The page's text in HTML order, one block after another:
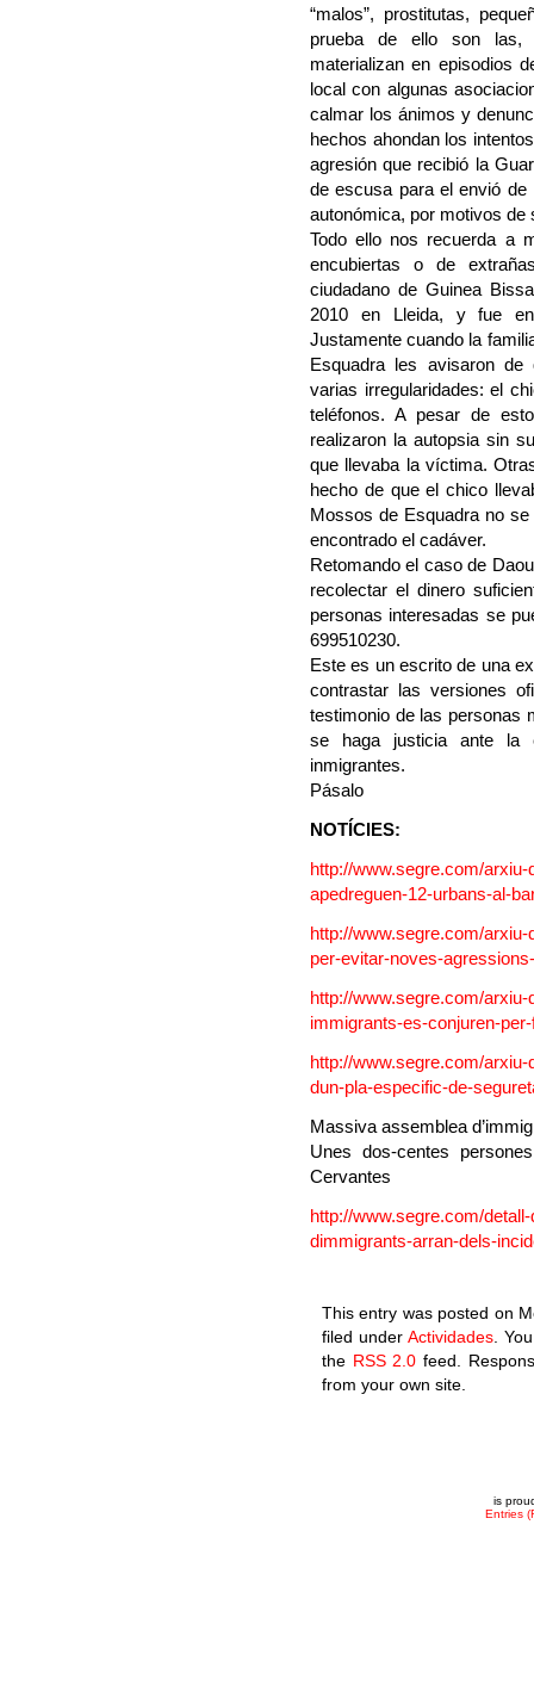
“malos”, prostitutas,
prueba de ello son las,
materializan en episodios
local con algunas
calmar los ánimos y
hechos ahondan los
agresión que recibió la
de escusa para el envió
autonómica, por motivos de
Todo ello nos recuerda a
encubiertas o de
ciudadano de Guinea
2010 en Lleida, y fue
Justamente cuando la
Esquadra les avisaron
varias irregularidades: el
teléfonos. A pesar de
realizaron la autopsia sin
que llevaba la víctima.
hecho de que el chico
Mossos de Esquadra no
encontrado el cadáver.
Retomando el caso de
recolectar el dinero
personas interesadas se
699510230.
Este es un escrito de una
contrastar las versiones
testimonio de las personas
se haga justicia ante la
inmigrantes.
Pásalo
NOTÍCIES:
http://www.segre.com/
apedreguen-12-urbans-al-
http://www.segre.com/
per-evitar-noves-
http://www.segre.com/
immigrants-es-conjuren-
http://www.segre.com/
dun-pla-especific-de-
Massiva assemblea
Unes dos-centes
Cervantes
http://www.segre.com/
dimmigrants-arran-dels-
This entry was posted on
filed underActividades.
the RSS 2.0 feed.
from your own site.
is
Entries